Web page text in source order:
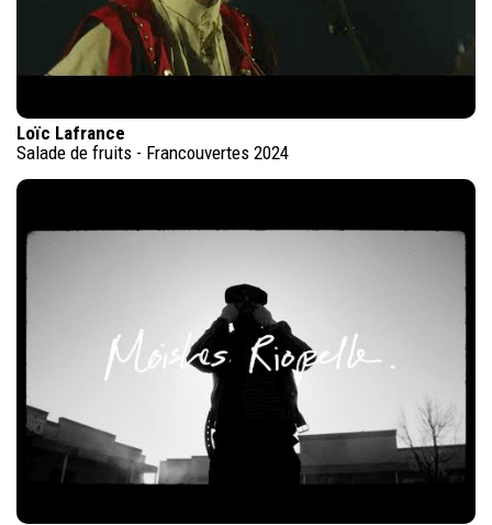
Loïc Lafrance
Salade de fruits - Francouvertes 2024